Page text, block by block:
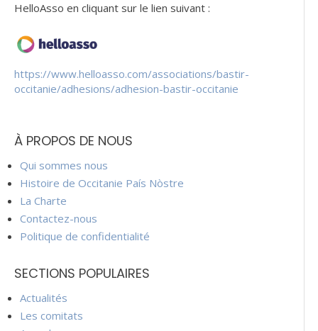
HelloAsso en cliquant sur le lien suivant :
https://www.helloasso.com/associations/bastir-
occitanie/adhesions/adhesion-bastir-occitanie
À PROPOS DE NOUS
Qui sommes nous
Histoire de Occitanie País Nòstre
La Charte
Contactez-nous
Politique de confidentialité
SECTIONS POPULAIRES
Actualités
Les comitats